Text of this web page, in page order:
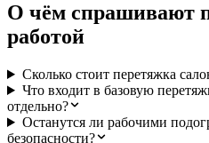
О чём спрашивают
работой
Сколько стоит перетяжка
Что входит в базовую
отдельно?
Останутся ли рабочими
безопасности?